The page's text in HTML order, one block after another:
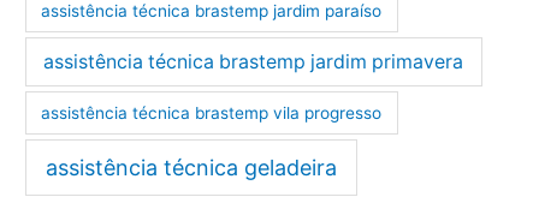
assistência técnica brastemp jardim paraíso
assistência técnica brastemp jardim primavera
assistência técnica brastemp vila progresso
assistência técnica geladeira